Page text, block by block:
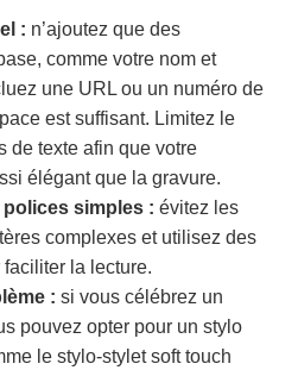
: n’ajoutez que des
comme votre nom et
une URL ou un numéro de
est suffisant. Limitez le
de texte afin que votre
élégant que la gravure.
simples : évitez les
complexes et utilisez des
la lecture.
: si vous célébrez un
pouvez opter pour un stylo
le stylo-stylet soft touch